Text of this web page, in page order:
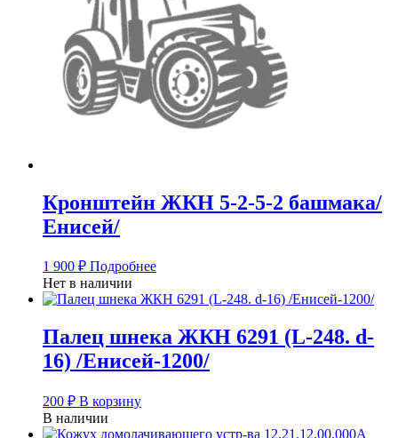
Кронштейн ЖКН 5-2-5-2 башмака/
Енисей/
1 900 ₽ Подробнее
Нет в наличии
Палец шнека ЖКН 6291 (L-248. d-
16) /Енисей-1200/
200 ₽ В корзину
В наличии